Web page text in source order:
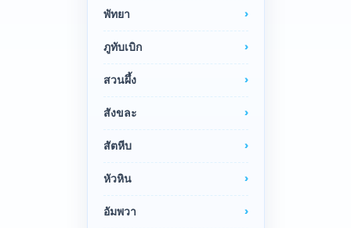
พัทยา
ภูทับเบิก
สวนผึ้ง
สังขละ
สัตหีบ
หัวหิน
อัมพวา